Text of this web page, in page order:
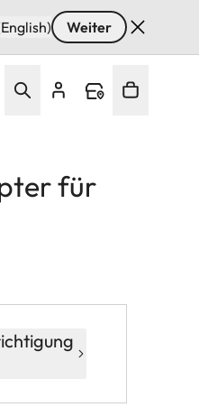
Weiter
für